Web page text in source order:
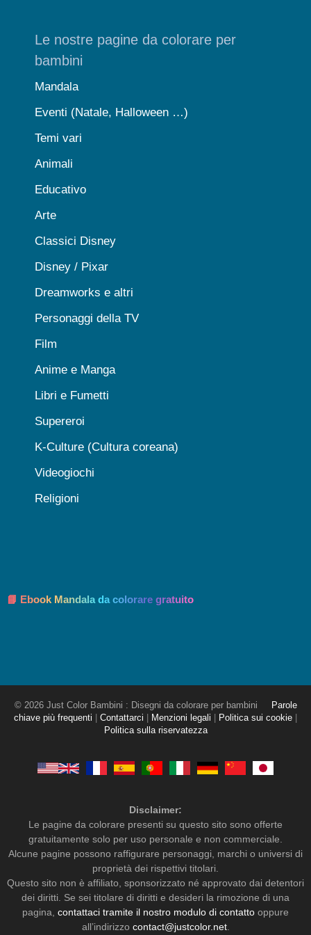
Le nostre pagine da colorare per
bambini
Mandala
Eventi (Natale, Halloween …)
Temi vari
Animali
Educativo
Arte
Classici Disney
Disney / Pixar
Dreamworks e altri
Personaggi della TV
Film
Anime e Manga
Libri e Fumetti
Supereroi
K-Culture (Cultura coreana)
Videogiochi
Religioni
📘 Ebook Mandala da colorare gratuito
© 2026 Just Color Bambini : Disegni da colorare per bambini
Parole
chiave più frequenti
Contattarci Menzioni legali Politica sui cookie
Politica sulla riservatezza
Disclaimer:
Le pagine da colorare presenti su questo sito sono offerte
gratuitamente solo per uso personale e non commerciale.
Alcune pagine possono raffigurare personaggi, marchi o universi di
proprietà dei rispettivi titolari.
Questo sito non è affiliato, sponsorizzato né approvato dai detentori
dei diritti. Se sei titolare di diritti e desideri la rimozione di una
pagina, contattaci tramite il nostro modulo di contatto oppure
all’indirizzo contact@justcolor.net.